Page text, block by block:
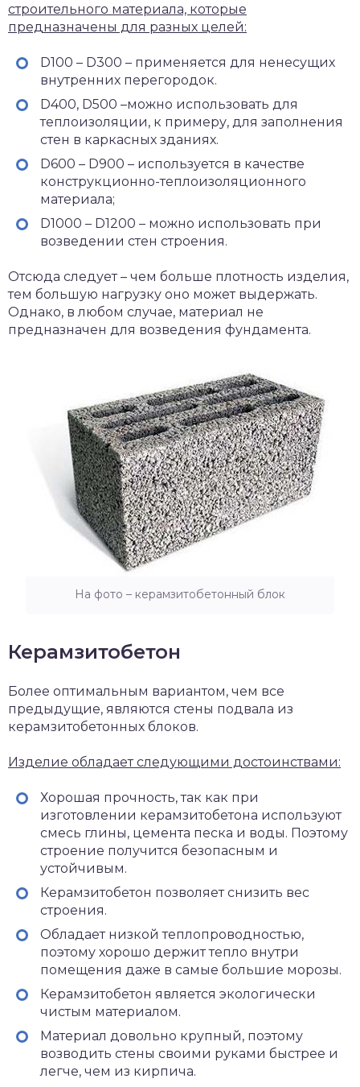
строительного материала, которые
предназначены для разных целей:
D100 – D300 – применяется для ненесущих
внутренних перегородок.
D400, D500 –можно использовать для
теплоизоляции, к примеру, для заполнения
стен в каркасных зданиях.
D600 – D900 – используется в качестве
конструкционно-теплоизоляционного
материала;
D1000 – D1200 – можно использовать при
возведении стен строения.
Отсюда следует – чем больше плотность изделия,
тем большую нагрузку оно может выдержать.
Однако, в любом случае, материал не
предназначен для возведения фундамента.
На фото – керамзитобетонный блок
Керамзитобетон
Более оптимальным вариантом, чем все
предыдущие, являются стены подвала из
керамзитобетонных блоков.
Изделие обладает следующими достоинствами:
Хорошая прочность, так как при
изготовлении керамзитобетона используют
смесь глины, цемента песка и воды. Поэтому
строение получится безопасным и
устойчивым.
Керамзитобетон позволяет снизить вес
строения.
Обладает низкой теплопроводностью,
поэтому хорошо держит тепло внутри
помещения даже в самые большие морозы.
Керамзитобетон является экологически
чистым материалом.
Материал довольно крупный, поэтому
возводить стены своими руками быстрее и
легче, чем из кирпича.